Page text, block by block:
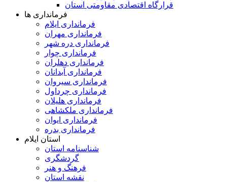
قرارگاه اقتصادی مقاومتی استان
فرمانداری ها
فرمانداری ایلام
فرمانداری مهران
فرمانداری دره شهر
فرمانداری چوار
فرمانداری دهلران
فرمانداری آبدانان
فرمانداری سیروان
فرمانداری چرداول
فرمانداری هلیلان
فرمانداری ملکشاهی
فرمانداری ایوان
فرمانداری بدره
استان ایلام
شناسنامه استان
گردشگری
فرهنگ و هنر
نقشه استان